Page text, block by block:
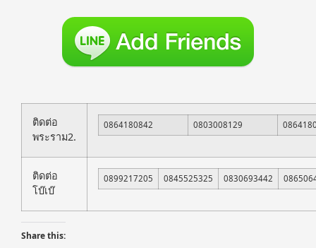
ติดต่อ
พระราม2.
0864180842 0803008129
ติดต่อ
โบ๊เบ๊
0899217205 0845525325 0830693442
Share this: